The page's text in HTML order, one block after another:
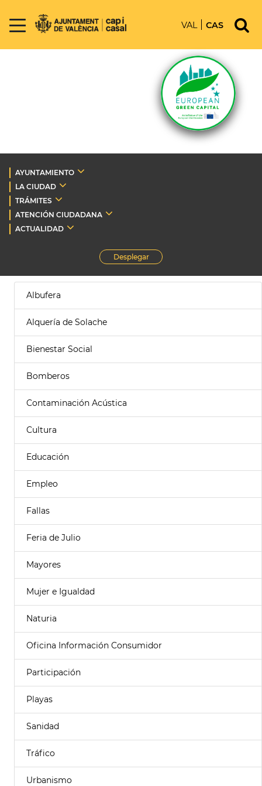
VAL CAS
AYUNTAMIENTO
LA CIUDAD
TRÁMITES
ATENCIÓN CIUDADANA
ACTUALIDAD
Desplegar
Albufera
Alquería de Solache
Bienestar Social
Bomberos
Contaminación Acústica
Cultura
Educación
Empleo
Fallas
Feria de Julio
Mayores
Mujer e Igualdad
Naturia
Oficina Información Consumidor
Participación
Playas
Sanidad
Tráfico
Urbanismo